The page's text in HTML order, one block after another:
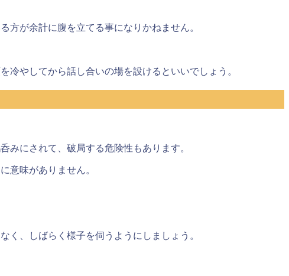
方が余計に腹を立てる事になりかねません。
冷やしてから話し合いの場を設けるといいでしょう。
みにされて、破局する危険性もあります。
意味がありません。
く、しばらく様子を伺うようにしましょう。